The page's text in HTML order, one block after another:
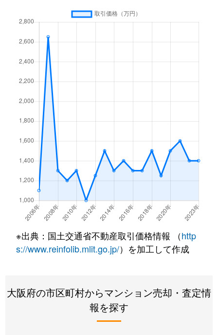
※出典：国土交通省不動産取引価格情報 （http
s://www.reinfolib.mlit.go.jp/）を加工して作成
大阪府の市区町村からマンション売却・査定情
報を探す